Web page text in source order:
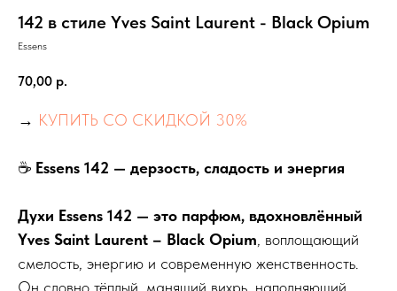
142 в стиле Yves Saint Laurent - Black Opium
Essens
70,00 р.
→ КУПИТЬ СО СКИДКОЙ 30%
☕ Essens 142 — дерзость, сладость и энергия
Духи Essens 142 — это парфюм, вдохновлённый
Yves Saint Laurent – Black Opium, воплощающий
смелость, энергию и современную женственность.
Он словно тёплый, манящий вихрь, наполняющий